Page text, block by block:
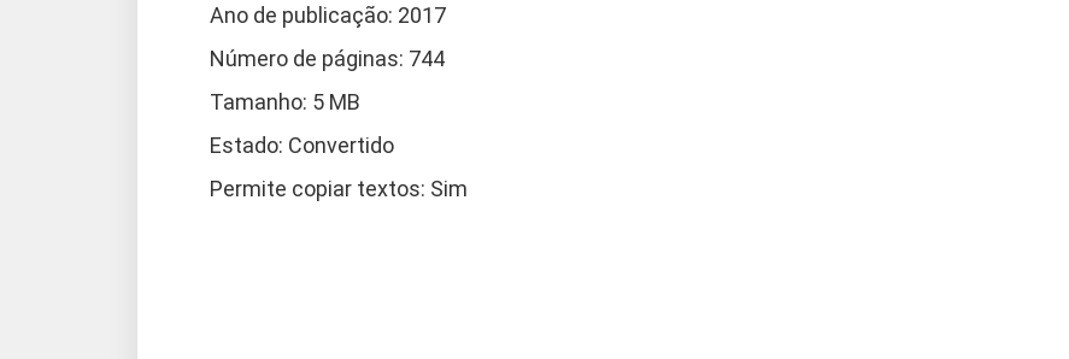
Ano de publicação: 2017
Número de páginas: 744
Tamanho: 5 MB
Estado: Convertido
Permite copiar textos: Sim